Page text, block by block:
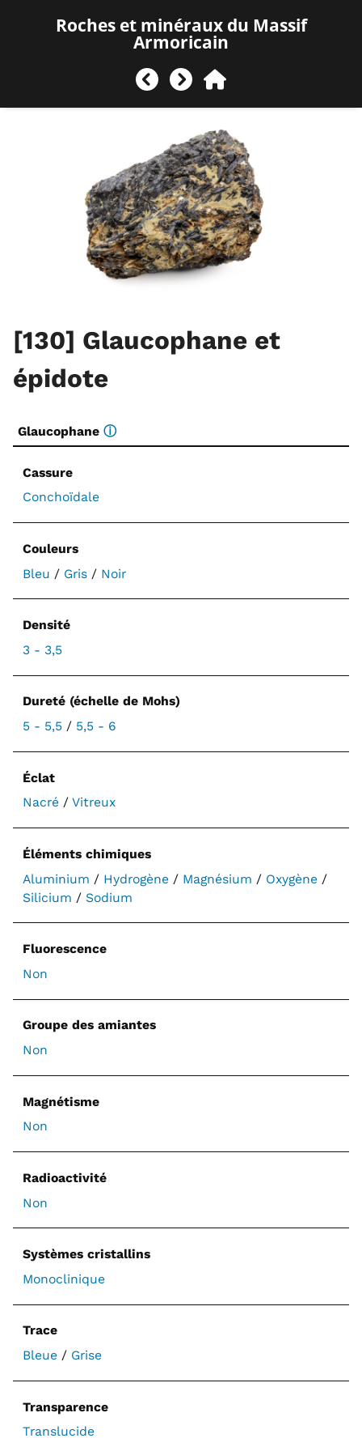
Roches et minéraux du Massif
Armoricain
[130] Glaucophane et
épidote
Glaucophane ⓘ
Cassure
Conchoïdale
Couleurs
Bleu / Gris/ Noir
Densité
3 - 3,5
Dureté (échelle de Mohs)
5 - 5,5/ 5,5 - 6
Éclat
Nacré/ Vitreux
Éléments chimiques
Aluminium / Hydrogène/ Magnésium / Oxygène/
Silicium / Sodium
Fluorescence
Non
Groupe des amiantes
Non
Magnétisme
Non
Radioactivité
Non
Systèmes cristallins
Monoclinique
Trace
Bleue/ Grise
Transparence
Translucide